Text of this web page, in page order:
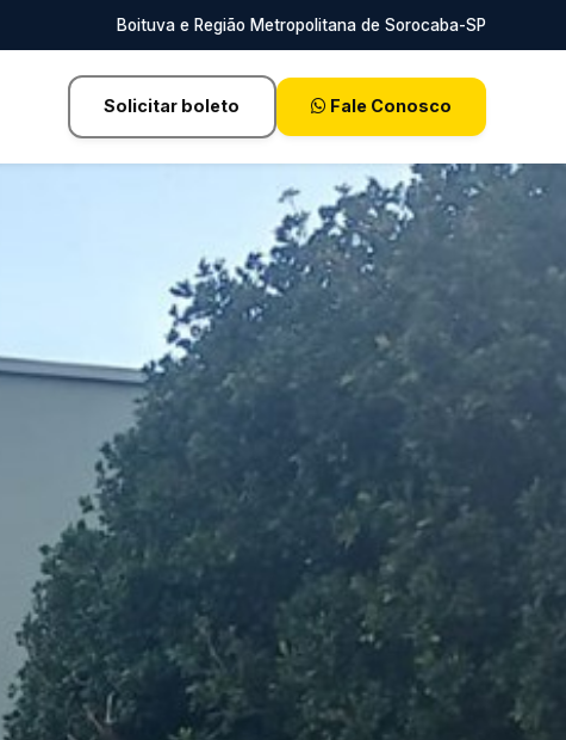
Boituva e Região Metropolitana de Sorocaba-SP
Solicitar boleto Fale Conosco